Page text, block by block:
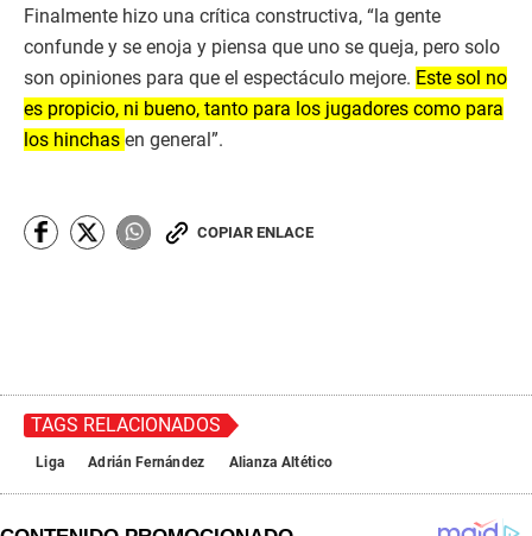
Finalmente hizo una crítica constructiva, “la gente
confunde y se enoja y piensa que uno se queja, pero solo
son opiniones para que el espectáculo mejore. Este sol no
es propicio, ni bueno, tanto para los jugadores como para
los hinchas en general”.
COPIAR ENLACE
TAGS RELACIONADOS
Liga Adrián Fernández Alianza Altético